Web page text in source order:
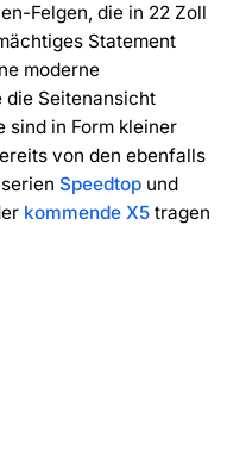
Felgen, die in 22 Zoll
Statement
moderne
die Seitenansicht
sind in Form kleiner
von den ebenfalls
Speedtopund
kommende X5tragen